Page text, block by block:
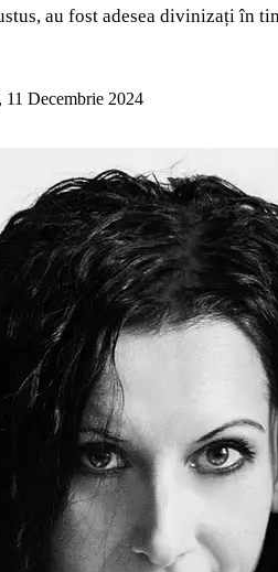
au fost adesea divinizați în
Decembrie 2024